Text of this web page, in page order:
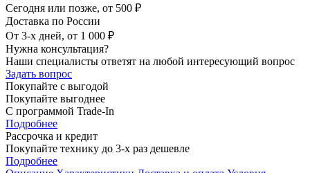
Сегодня или позже, от 500 ₽
Доставка по России
От 3-х дней, от 1 000 ₽
Нужна консультация?
Наши специалисты ответят на любой интересующий вопрос
Задать вопрос
Покупайте с выгодой
Покупайте выгоднее
С программой Trade-In
Подробнее
Рассрочка и кредит
Покупайте технику до 3-х раз дешевле
Подробнее